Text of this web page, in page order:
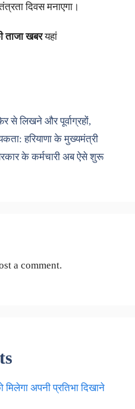
दिवस मनाएगा।
खबरयहां
से लिखने और पूर्वाग्रहों,
हरियाणा के मुख्यमंत्री
के कर्मचारी अब ऐसे शुरू
a comment.
मिलेगा अपनी प्रतिभा दिखाने